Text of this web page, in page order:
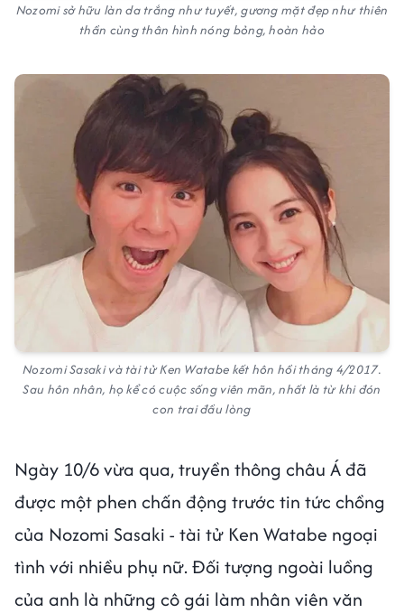
Nozomi sở hữu làn da trắng như tuyết, gương mặt đẹp như thiên
thần cùng thân hình nóng bỏng, hoàn hảo
Nozomi Sasaki và tài tử Ken Watabe kết hôn hồi tháng 4/2017.
Sau hôn nhân, họ kể có cuộc sống viên mãn, nhất là từ khi đón
con trai đầu lòng
Ngày 10/6 vừa qua, truyền thông châu Á đã
được một phen chấn động trước tin tức chồng
của Nozomi Sasaki - tài tử Ken Watabe ngoại
tình với nhiều phụ nữ. Đối tượng ngoài luồng
của anh là những cô gái làm nhân viên văn